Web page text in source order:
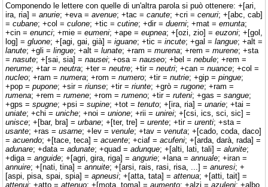
Componendo le lettere con quelle di un'altra parola si può ottenere: +[ari,
ira, ria] = anurie; +eva = avenue; +tac = canute; +cri = cenuri; +[abc, cab]
= cubane; +col = culone; +tic = cutine; +dir = duerni; +mat = emunta;
+cin = enunci; +mie = eumeni; +ape = eupnea; +[ozi, zio] = euzoni; +[gol,
log] = gluone; +[agi, gai, già] = iguane; +tic = incute; +gal = langue; +alt =
lanute; +gli = lingue; +alt = lunate; +ram = murena; +rem = murene; +sta
= nasute; +[sai, sia] = nausei; +osa = nauseo; +bel = nebule; +rem =
nerume; +tar = neutra; +ter = neutre; +tir = neutri; +can = nuance; +col =
nucleo; +ram = numera; +rom = numero; +tir = nutrie; +gip = pingue;
+pop = pupone; +sir = riunse; +tir = riunte; +grò = rugone; +ram =
rumena; +rem = rumene; +rom = rumeno; +tir = ruteni; +gas = sangue;
+gps = spugne; +psi = supine; +tot = tenuto; +[ira, ria] = unarie; +tai =
uniate; +chi = uniche; +noi = unione; +rii = unirei; +[csi, ics, sci, sic] =
unisce; +[bar, bra] = urbane; +[ter, tre] = urente; +tir = urenti; +sta =
usante; +ras = usarne; +lev = venule; +tav = venuta; +[cado, coda, daco]
= acuendo; +[tace, teca] = acuente; +ciaf = acufeni; +[arda, darà, rada] =
adunare; +data = adunate; +quad = adunque; +[alti, lati, tali] = alunite;
+diga = anguide; +[agri, gira, riga] = angurie; +lana = annuale; +iran =
annuire; +[nati, tina] = annuite; +[arsi, rais, rasi, risa, ...] = anuresi; +
[aspi, pisa, spai, spia] = apneusi; +[atta, tata] = attenua; +[atti, tait] =
attenui; +atto = attenuo; +[mota, toma] = aumento; +alzi = azuleni; +albo